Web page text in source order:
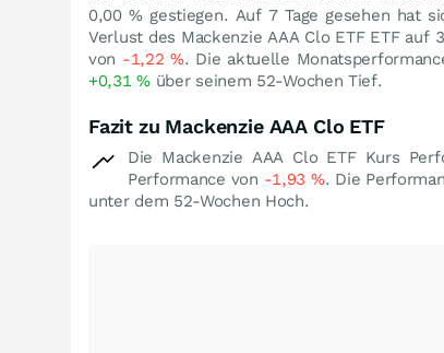
0,00%gestiegen. Auf 7 Tage gesehen hat
Verlust des Mackenzie AAA Clo ETF ETF auf
von -1,22%. Die aktuelle
+0,31%über seinem 52-Wochen Tief.
Fazit zu Mackenzie AAA Clo ETF
Die Mackenzie AAA Clo ETF Kurs
Performance von -1,93 %. Die
unter dem 52-Wochen Hoch.